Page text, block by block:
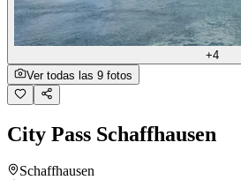
+4
Ver todas las 9 fotos
City Pass Schaffhausen
Schaffhausen